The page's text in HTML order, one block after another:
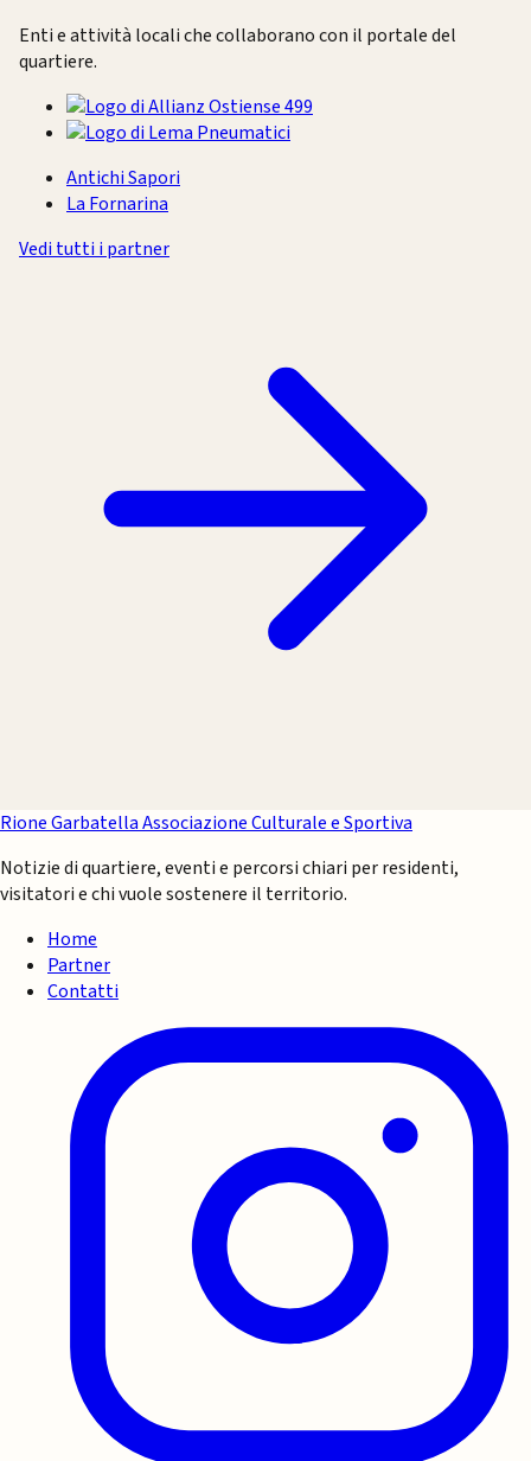
Enti e attività locali che collaborano con il portale del
quartiere.
Antichi Sapori
La Fornarina
Vedi tutti i partner
Rione GarbatellaAssociazione Culturale e Sportiva
Notizie di quartiere, eventi e percorsi chiari per residenti,
visitatori e chi vuole sostenere il territorio.
Home
Partner
Contatti